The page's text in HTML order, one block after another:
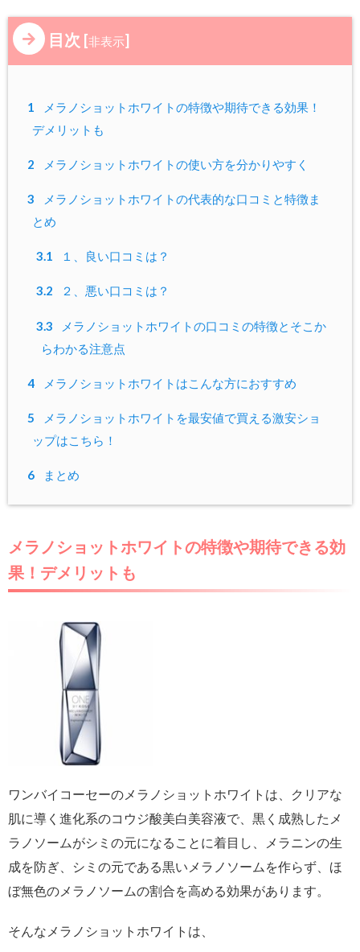
目次 [非表示]
1
メラノショットホワイトの特徴や期待できる効果！
デメリットも
2 メラノショットホワイトの使い方を分かりやすく
3
メラノショットホワイトの代表的な口コミと特徴ま
とめ
3.1 １、良い口コミは？
3.2 ２、悪い口コミは？
3.3
メラノショットホワイトの口コミの特徴とそこか
らわかる注意点
4 メラノショットホワイトはこんな方におすすめ
5
メラノショットホワイトを最安値で買える激安ショ
ップはこちら！
6 まとめ
メラノショットホワイトの特徴や期待できる効
果！デメリットも
ワンバイコーセーのメラノショットホワイトは、クリアな
肌に導く進化系のコウジ酸美白美容液で、黒く成熟したメ
ラノソームがシミの元になることに着目し、メラニンの生
成を防ぎ、シミの元である黒いメラノソームを作らず、ほ
ぼ無色のメラノソームの割合を高める効果があります。
そんなメラノショットホワイトは、